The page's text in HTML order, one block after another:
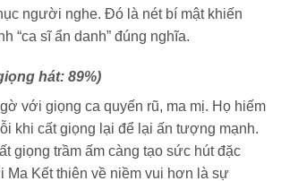
người nghe. Đó là nét bí mật khiến
“ca sĩ ẩn danh” đúng nghĩa.
hát: 89%)
với giọng ca quyến rũ, ma mị. Họ hiếm
khi cất giọng lại để lại ấn tượng mạnh.
giọng trầm ấm càng tạo sức hút đặc
Ma Kết thiên về niềm vui hơn là sự